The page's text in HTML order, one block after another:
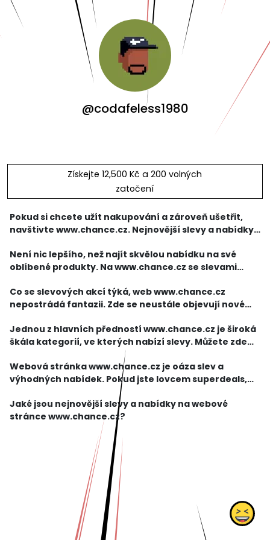
@codafeless1980
Získejte 12,500 Kč a 200 volných
zatočení
Pokud si chcete užít nakupování a zároveň ušetřit,
navštivte www.chance.cz. Nejnovější slevy a nabídky
Nezapomeňte sledovat stránku pravidelně, abyst
Není nic lepšího, než najít skvělou nabídku na své
oblíbené produkty. Na www.chance.cz se slevami
módy, najdete zde slevy na významné značky
oblečení a
Co se slevových akcí týká, web www.chance.cz
nepostrádá fantazii. Zde se neustále objevují nové
peněz. Můžete si zde procházet nejnovější slevy na
oblíb
Jednou z hlavních předností www.chance.cz je široká
škála kategorií, ve kterých nabízí slevy. Můžete zde
najít slevy na oblečení, obuv, elektroniku, kosmetiku,
cestování a mnoho dalšího. Bez ohledu na
Webová stránka www.chance.cz je oáza slev a
výhodných nabídek. Pokud jste lovcem superdeals,
rozhodně se zde vyplatí zapojit. Na této stránce
najdete nejnovější slevy a nabídky, které vás potěší.
Jaké jsou nejnovější slevy a nabídky na webové
stránce www.chance.cz?